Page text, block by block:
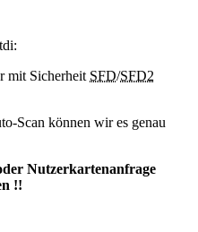
mit Sicherheit SFD/SFD2
Scan können wir es genau
Nutzerkartenanfrage
!!